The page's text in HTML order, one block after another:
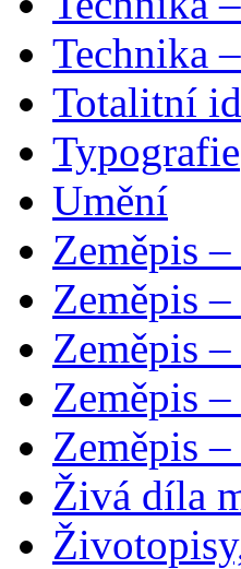
Technika
Totalitní
Typografie
Umění
Zeměpis
Zeměpis
Zeměpis
Zeměpis
Zeměpis
Živá díla